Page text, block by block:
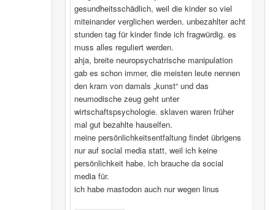
gesundheitsschädlich, weil die kinder so viel
miteinander verglichen werden. unbezahlter acht
stunden tag für kinder finde ich fragwürdig. es
muss alles reguliert werden.
ahja, breite neuropsychatrische manipulation
gab es schon immer, die meisten leute nennen
den kram von damals „kunst“ und das
neumodische zeug geht unter
wirtschaftspsychologie. sklaven waren früher
mal gut bezahlte hauselfen.
meine persönlichkeitsentfaltung findet übrigens
nur auf social media statt, weil ich keine
persönlichkeit habe. ich brauche da social
media für.
ich habe mastodon auch nur wegen linus